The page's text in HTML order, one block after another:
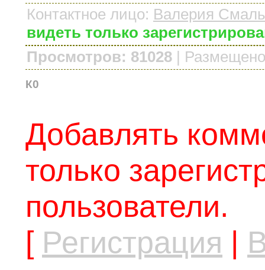
Контактное лицо: Валерия Смаль
видеть только
Просмотров: 81028 |
К0
Добавлять
только
пользователи.
[ Регистрация |